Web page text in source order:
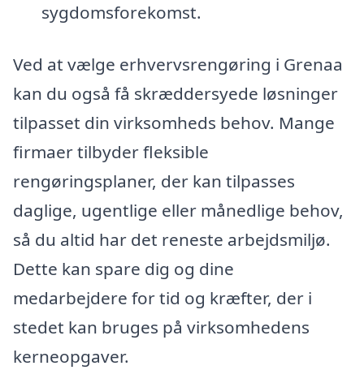
sygdomsforekomst.
Ved at vælge erhvervsrengøring i Grenaa
kan du også få skræddersyede løsninger
tilpasset din virksomheds behov. Mange
firmaer tilbyder fleksible
rengøringsplaner, der kan tilpasses
daglige, ugentlige eller månedlige behov,
så du altid har det reneste arbejdsmiljø.
Dette kan spare dig og dine
medarbejdere for tid og kræfter, der i
stedet kan bruges på virksomhedens
kerneopgaver.